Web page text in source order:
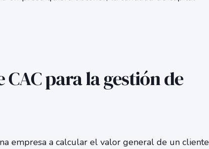
para la gestión de
empresa a calcular el valor general de un cliente